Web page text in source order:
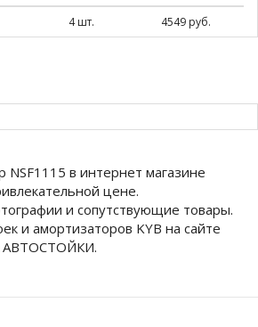
4 шт. 4549 руб.
NSF1115 в интернет магазине
цене.
и сопутствующие товары.
и амортизаторов KYB на сайте
АВТОСТОЙКИ.